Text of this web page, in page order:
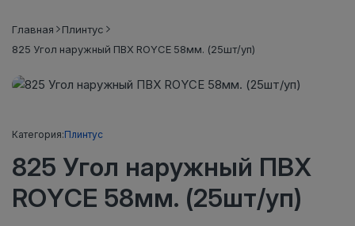
Главная
Плинтус
825 Угол наружный ПВХ ROYCE 58мм. (25шт/уп)
Категория:Плинтус
825 Угол наружный ПВХ
ROYCE 58мм. (25шт/уп)